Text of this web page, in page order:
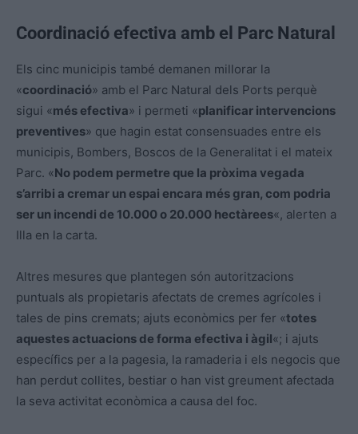
Coordinació efectiva amb el Parc Natural
Els cinc municipis també demanen millorar la
«coordinació» amb el Parc Natural dels Ports perquè
sigui «més efectiva» i permeti «planificar intervencions
preventives» que hagin estat consensuades entre els
municipis, Bombers, Boscos de la Generalitat i el mateix
Parc. «No podem permetre que la pròxima vegada
s’arribi a cremar un espai encara més gran, com podria
ser un incendi de 10.000 o 20.000 hectàrees«, alerten a
Illa en la carta.
Altres mesures que plantegen són autoritzacions
puntuals als propietaris afectats de cremes agrícoles i
tales de pins cremats; ajuts econòmics per fer «totes
aquestes actuacions de forma efectiva i àgil«; i ajuts
específics per a la pagesia, la ramaderia i els negocis que
han perdut collites, bestiar o han vist greument afectada
la seva activitat econòmica a causa del foc.